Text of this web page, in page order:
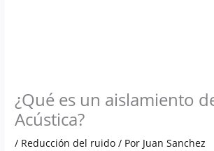
¿Qué es un aislamiento
Acústica?
/ Reducción del ruido / Por Juan Sanchez